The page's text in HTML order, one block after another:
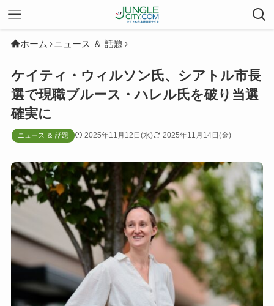
ホーム ニュース ＆ 話題
ケイティ・ウィルソン氏、シアトル市長
選で現職ブルース・ハレル氏を破り当選
確実に
ニュース ＆ 話題 2025年11月12日(水) 2025年11月14日(金)